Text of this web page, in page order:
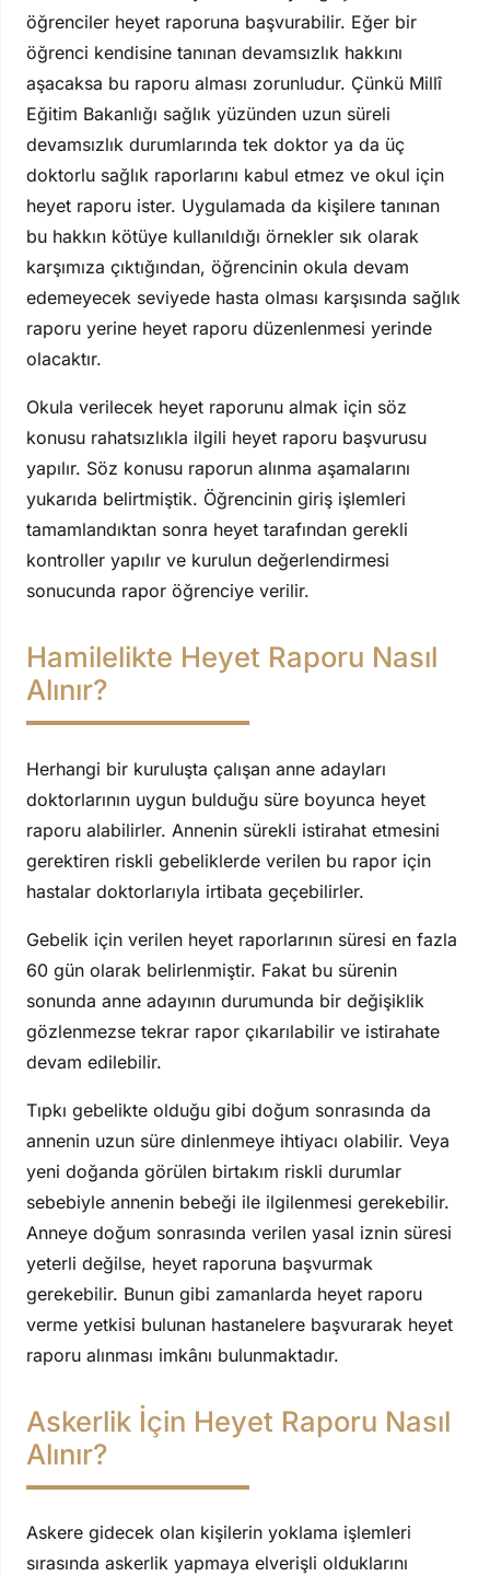
öğrenciler heyet raporuna başvurabilir. Eğer bir
öğrenci kendisine tanınan devamsızlık hakkını
aşacaksa bu raporu alması zorunludur. Çünkü Millî
Eğitim Bakanlığı sağlık yüzünden uzun süreli
devamsızlık durumlarında tek doktor ya da üç
doktorlu sağlık raporlarını kabul etmez ve okul için
heyet raporu ister. Uygulamada da kişilere tanınan
bu hakkın kötüye kullanıldığı örnekler sık olarak
karşımıza çıktığından, öğrencinin okula devam
edemeyecek seviyede hasta olması karşısında sağlık
raporu yerine heyet raporu düzenlenmesi yerinde
olacaktır.
Okula verilecek heyet raporunu almak için söz
konusu rahatsızlıkla ilgili heyet raporu başvurusu
yapılır. Söz konusu raporun alınma aşamalarını
yukarıda belirtmiştik. Öğrencinin giriş işlemleri
tamamlandıktan sonra heyet tarafından gerekli
kontroller yapılır ve kurulun değerlendirmesi
sonucunda rapor öğrenciye verilir.
Hamilelikte Heyet Raporu Nasıl
Alınır?
Herhangi bir kuruluşta çalışan anne adayları
doktorlarının uygun bulduğu süre boyunca heyet
raporu alabilirler. Annenin sürekli istirahat etmesini
gerektiren riskli gebeliklerde verilen bu rapor için
hastalar doktorlarıyla irtibata geçebilirler.
Gebelik için verilen heyet raporlarının süresi en fazla
60 gün olarak belirlenmiştir. Fakat bu sürenin
sonunda anne adayının durumunda bir değişiklik
gözlenmezse tekrar rapor çıkarılabilir ve istirahate
devam edilebilir.
Tıpkı gebelikte olduğu gibi doğum sonrasında da
annenin uzun süre dinlenmeye ihtiyacı olabilir. Veya
yeni doğanda görülen birtakım riskli durumlar
sebebiyle annenin bebeği ile ilgilenmesi gerekebilir.
Anneye doğum sonrasında verilen yasal iznin süresi
yeterli değilse, heyet raporuna başvurmak
gerekebilir. Bunun gibi zamanlarda heyet raporu
verme yetkisi bulunan hastanelere başvurarak heyet
raporu alınması imkânı bulunmaktadır.
Askerlik İçin Heyet Raporu Nasıl
Alınır?
Askere gidecek olan kişilerin yoklama işlemleri
sırasında askerlik yapmaya elverişli olduklarını